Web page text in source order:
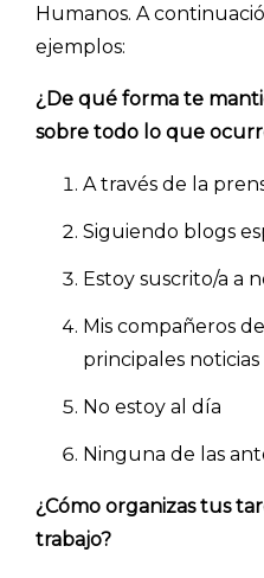
Humanos. A
ejemplos:
¿De qué forma te
sobre todo lo que
A través de la
Siguiendo blogs
Estoy suscrito/a a
Mis compañeros
principales noticias
No estoy al día
Ninguna de las
¿Cómo organizas tus
trabajo?